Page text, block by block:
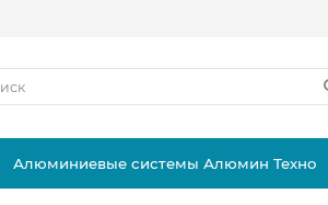
Алюминиевые системы Алюмин Техно